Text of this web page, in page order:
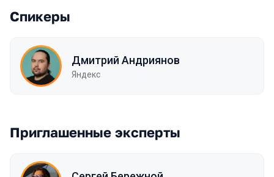
Спикеры
Дмитрий Андриянов
Яндекс
Приглашенные эксперты